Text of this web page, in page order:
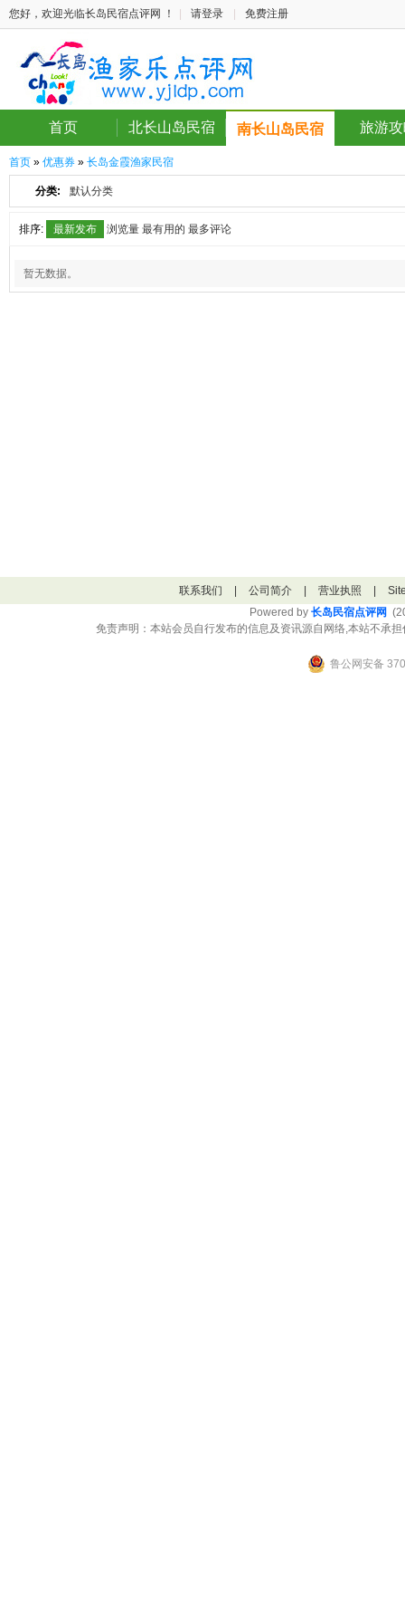
您好，欢迎光临长岛民宿点评网 ！ 请登录 免费注册
首页 北长山岛民宿 南长山岛民宿 旅游
首页 » 优惠券 » 长岛金霞渔家民宿
分类: 默认分类
排序: 最新发布 浏览量 最有用的 最多评论
暂无数据。
联系我们 公司简介 营业执照
Powered by 长岛民宿点评网
免责声明：本站会员自行发布的信息及资讯源自网络,本站不承
鲁公网安备